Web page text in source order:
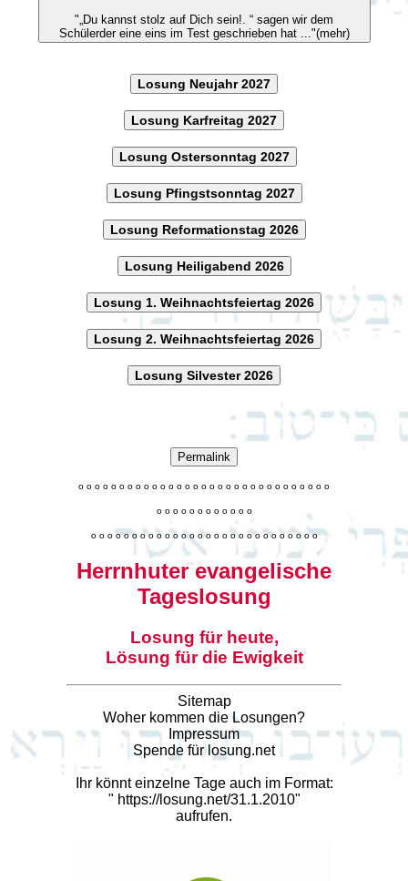
"„Du kannst stolz auf Dich sein!. “ sagen wir dem
Schülerder eine eins im Test geschrieben hat ..."(mehr)
Losung Neujahr 2027
Losung Karfreitag 2027
Losung Ostersonntag 2027
Losung Pfingstsonntag 2027
Losung Reformationstag 2026
Losung Heiligabend 2026
Losung 1. Weihnachtsfeiertag 2026
Losung 2. Weihnachtsfeiertag 2026
Losung Silvester 2026
Permalink
o o o o o o o o o o o o o o o o o o o o o o o o o o o o o o o
o o o o o o o o o o o o
o o o o o o o o o o o o o o o o o o o o o o o o o o o o
Herrnhuter evangelische
Tageslosung
Losung für heute,
Lösung für die Ewigkeit
Sitemap
Woher kommen die Losungen?
Impressum
Spende für losung.net
Ihr könnt einzelne Tage auch im Format:
" https://losung.net/31.1.2010"
aufrufen.